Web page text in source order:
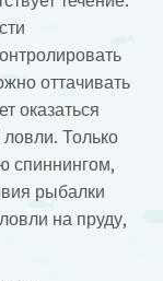
оттачивать
оказаться
Только
спиннингом,
рыбалки
на пруду,